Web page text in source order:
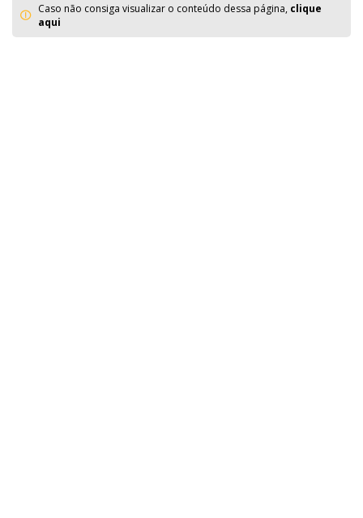
Caso não consiga visualizar o conteúdo dessa página, clique
aqui